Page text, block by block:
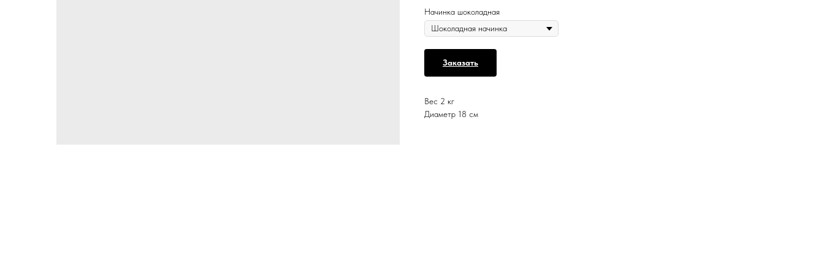
Начинка шоколадная
Заказать
Вес 2 кг
Диаметр 18 см